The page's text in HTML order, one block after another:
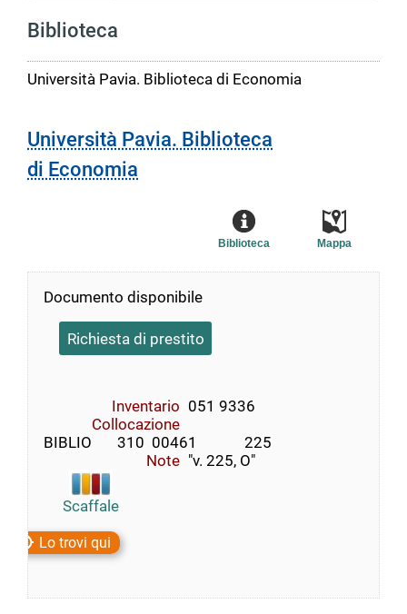
Biblioteca
Università Pavia. Biblioteca di Economia
Università Pavia. Biblioteca
di Economia
Mappa
Biblioteca
Documento disponibile
Richiesta di prestito
Inventario 051 9336
Collocazione
BIBLIO       310  00461             225
Note "v. 225, O"
Scaffale
Lo trovi qui